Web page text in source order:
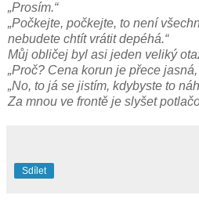
„Prosím.“
„Počkejte, počkejte, to není
nebudete chtít vrátit depéhá.“
Můj obličej byl asi jeden veliký
„Proč? Cena korun je přece jasná,
„No, to já se jistím, kdybyste to
Za mnou ve frontě je slyšet
Sdílet